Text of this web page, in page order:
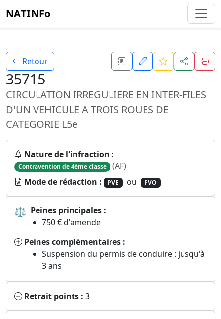
NATINFo
Retour
35715
CIRCULATION IRREGULIERE EN INTER-FILES
D'UN VEHICULE A TROIS ROUES DE
CATEGORIE L5e
Nature de l'infraction :
Contravention de 4ème classe (AF)
Mode de rédaction :
PVE ou PVO
⚖ Peines principales :
750 € d'amende
Peines complémentaires :
Suspension du permis de conduire : jusqu'à
3 ans
Retrait points : 3